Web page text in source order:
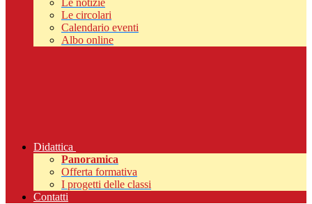
Le notizie
Le circolari
Calendario eventi
Albo online
Didattica
Panoramica
Offerta formativa
I progetti delle classi
Contatti